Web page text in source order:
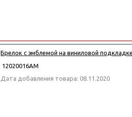
Брелок с эмблемой на виниловой
12020016АМ
Дата добавления товара: 08.11.2020